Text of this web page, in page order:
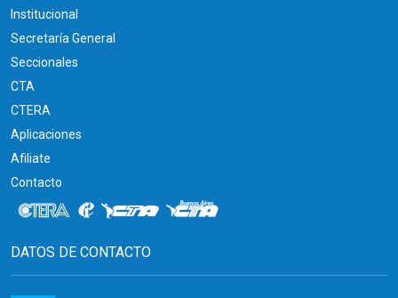
Institucional
Secretaría General
Seccionales
CTA
CTERA
Aplicaciones
Afiliate
Contacto
DATOS DE CONTACTO